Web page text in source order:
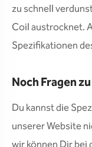
zu schnell
Coil austrocknet.
Spezifikationen
Noch Fragen
Du kannst die
unserer Website